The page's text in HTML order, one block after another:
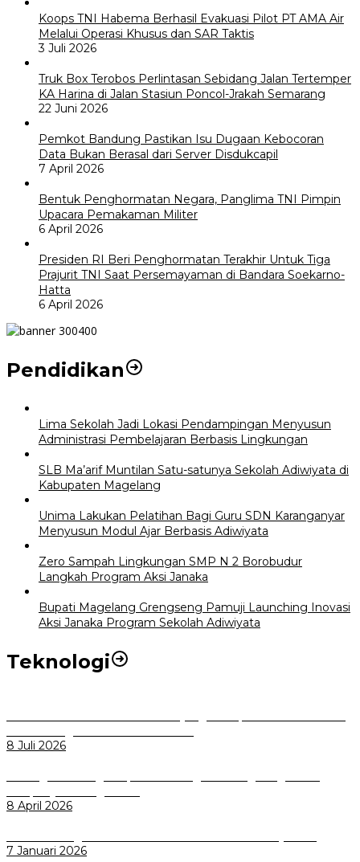
Koops TNI Habema Berhasil Evakuasi Pilot PT AMA Air
Melalui Operasi Khusus dan SAR Taktis
3 Juli 2026
Truk Box Terobos Perlintasan Sebidang Jalan Tertemper
KA Harina di Jalan Stasiun Poncol-Jrakah Semarang
22 Juni 2026
Pemkot Bandung Pastikan Isu Dugaan Kebocoran
Data Bukan Berasal dari Server Disdukcapil
7 April 2026
Bentuk Penghormatan Negara, Panglima TNI Pimpin
Upacara Pemakaman Militer
6 April 2026
Presiden RI Beri Penghormatan Terakhir Untuk Tiga
Prajurit TNI Saat Persemayaman di Bandara Soekarno-
Hatta
6 April 2026
Pendidikan
Lima Sekolah Jadi Lokasi Pendampingan Menyusun
Administrasi Pembelajaran Berbasis Lingkungan
SLB Ma’arif Muntilan Satu-satunya Sekolah Adiwiyata di
Kabupaten Magelang
Unima Lakukan Pelatihan Bagi Guru SDN Karanganyar
Menyusun Modul Ajar Berbasis Adiwiyata
Zero Sampah Lingkungan SMP N 2 Borobudur
Langkah Program Aksi Janaka
Bupati Magelang Grengseng Pamuji Launching Inovasi
Aksi Janaka Program Sekolah Adiwiyata
Teknologi
8 Juli 2026
8 April 2026
7 Januari 2026